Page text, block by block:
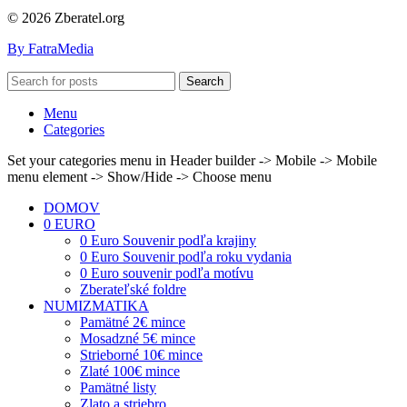
© 2026 Zberatel.org
By FatraMedia
Search
Menu
Categories
Set your categories menu in Header builder -> Mobile -> Mobile
menu element -> Show/Hide -> Choose menu
DOMOV
0 EURO
0 Euro Souvenir podľa krajiny
0 Euro Souvenir podľa roku vydania
0 Euro souvenir podľa motívu
Zberateľské foldre
NUMIZMATIKA
Pamätné 2€ mince
Mosadzné 5€ mince
Strieborné 10€ mince
Zlaté 100€ mince
Pamätné listy